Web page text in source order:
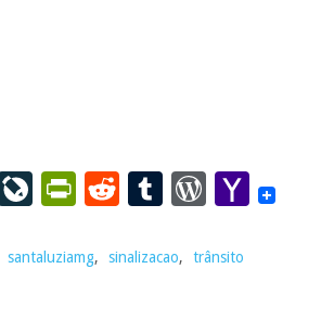
LiveJournal
PrintFriendly
RedditTumblrYahoo
santaluziamg, sinalizacao, trânsito